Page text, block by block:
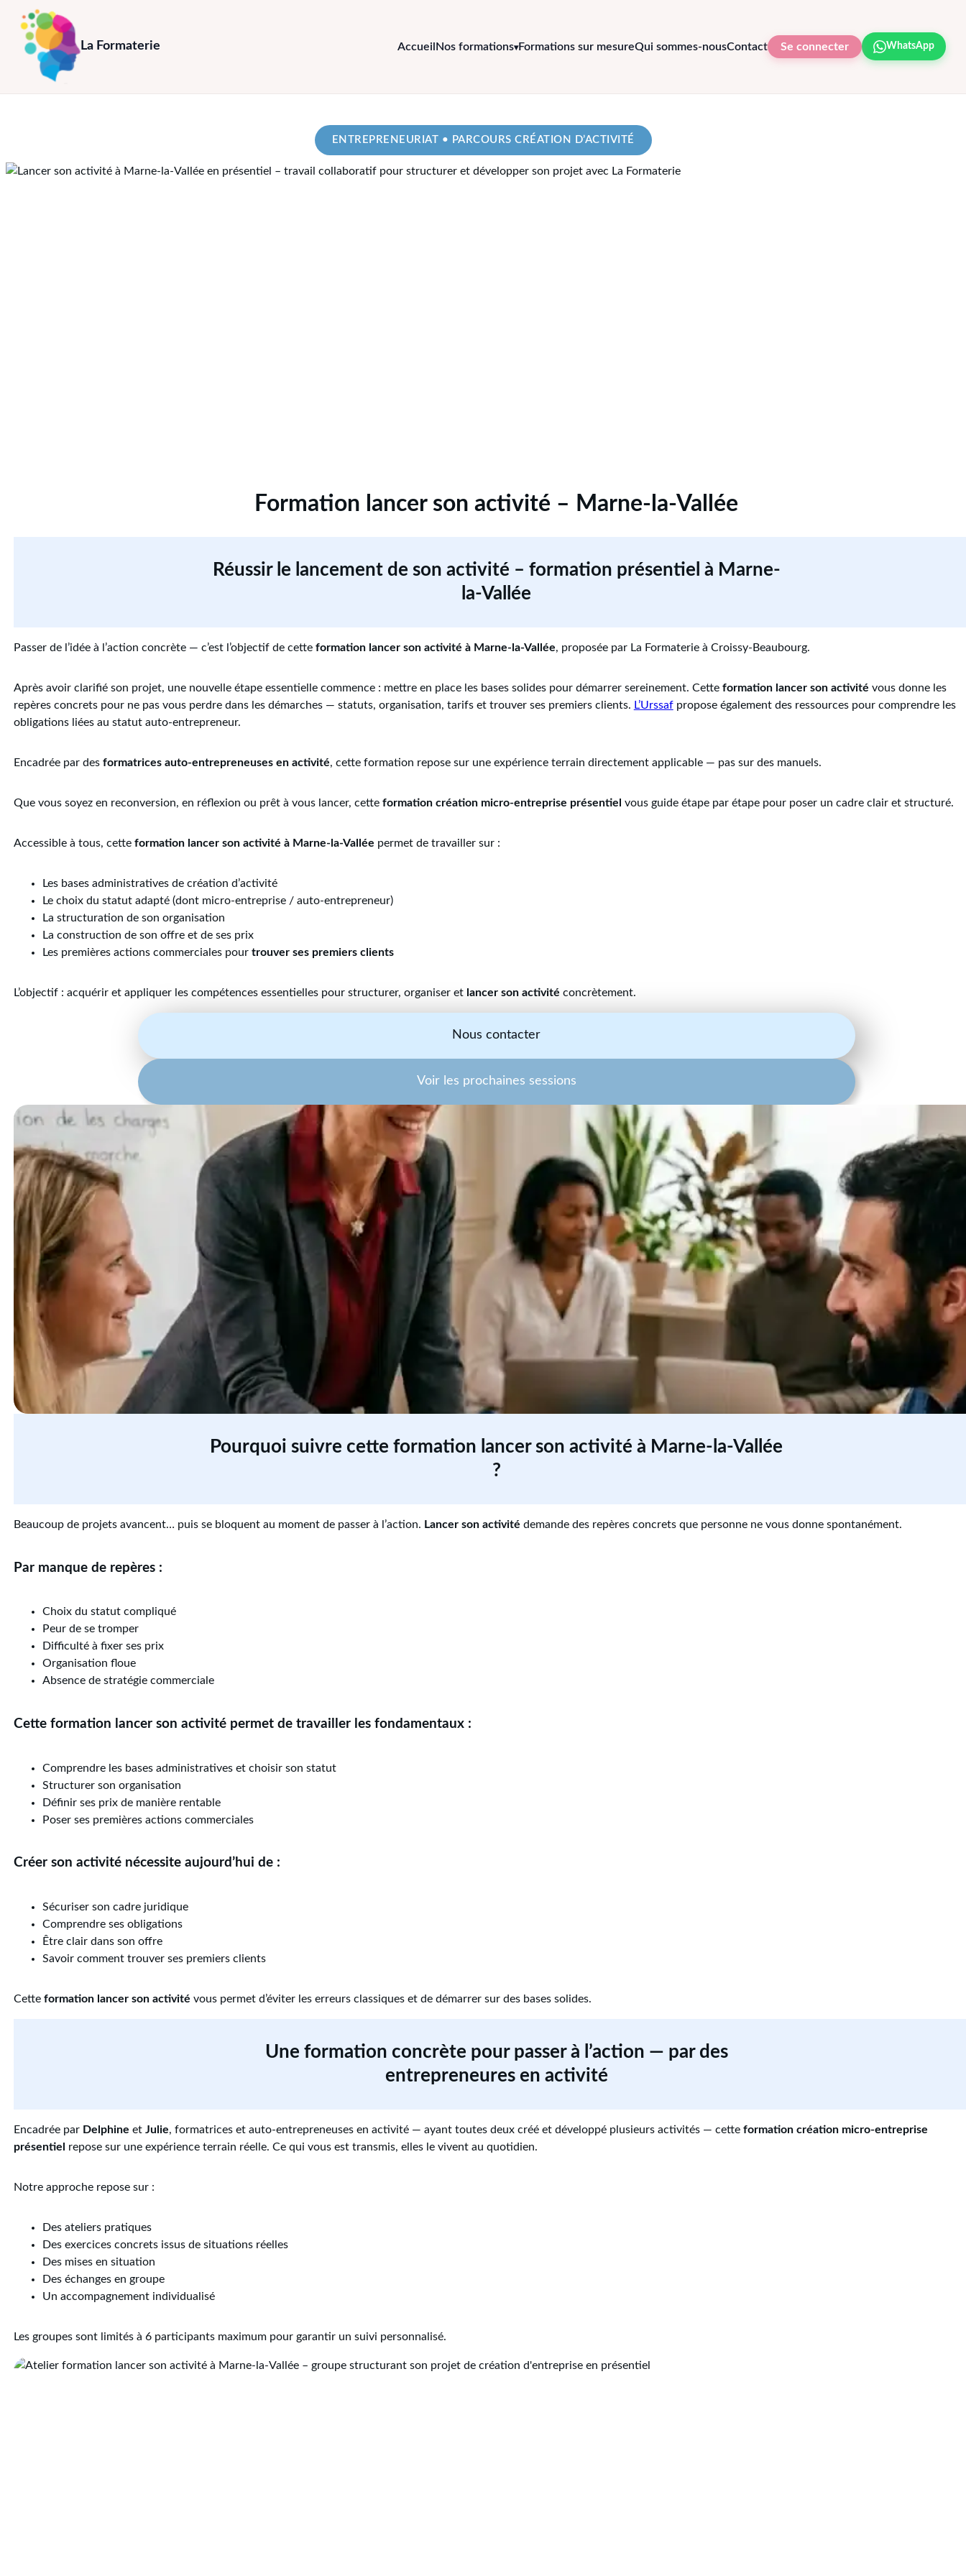
Aller
contenu
La Formaterie Accueil Nos formations Formations sur mesureQui sommes-nousContact Se connecter WhatsApp
ENTREPRENEURIAT • PARCOURS CRÉATION D’ACTIVITÉ
Formation lancer son activité – Marne-la-Vallée
Réussir le lancement de son activité – formation présentiel à Marne-
la-Vallée
Passer de l’idée à l’action concrète — c’est l’objectif de cette formation lancer son activité à Marne-la-Vallée, proposée par La Formaterie à Croissy-Beaubourg.
Après avoir clarifié son projet, une nouvelle étape essentielle commence : mettre en place les bases solides pour démarrer sereinement. Cette formation lancer son activité vous donne les
repères concrets pour ne pas vous perdre dans les démarches — statuts, organisation, tarifs et trouver ses premiers clients. L’Urssafpropose également des ressources pour comprendre les
obligations liées au statut auto-entrepreneur.
Encadrée par des formatrices auto-entrepreneuses en activité, cette formation repose sur une expérience terrain directement applicable — pas sur des manuels.
Que vous soyez en reconversion, en réflexion ou prêt à vous lancer, cette formation création micro-entreprise présentiel vous guide étape par étape pour poser un cadre clair et structuré.
Accessible à tous, cette formation lancer son activité à Marne-la-Vallée permet de travailler sur :
Les bases administratives de création d’activité
Le choix du statut adapté (dont micro-entreprise / auto-entrepreneur)
La structuration de son organisation
La construction de son offre et de ses prix
Les premières actions commerciales pour trouver ses premiers clients
L’objectif : acquérir et appliquer les compétences essentielles pour structurer, organiser et lancer son activité concrètement.
Nous contacter
Voir les prochaines sessions
Pourquoi suivre cette formation lancer son activité à Marne-la-Vallée
?
Beaucoup de projets avancent… puis se bloquent au moment de passer à l’action. Lancer son activité demande des repères concrets que personne ne vous donne spontanément.
Par manque de repères :
Choix du statut compliqué
Peur de se tromper
Difficulté à fixer ses prix
Organisation floue
Absence de stratégie commerciale
Cette formation lancer son activité permet de travailler les fondamentaux :
Comprendre les bases administratives et choisir son statut
Structurer son organisation
Définir ses prix de manière rentable
Poser ses premières actions commerciales
Créer son activité nécessite aujourd’hui de :
Sécuriser son cadre juridique
Comprendre ses obligations
Être clair dans son offre
Savoir comment trouver ses premiers clients
Cette formation lancer son activité vous permet d’éviter les erreurs classiques et de démarrer sur des bases solides.
Une formation concrète pour passer à l’action — par des
entrepreneures en activité
Encadrée par Delphine et Julie, formatrices et auto-entrepreneuses en activité — ayant toutes deux créé et développé plusieurs activités — cette formation création micro-entreprise
présentiel
repose sur une expérience terrain réelle. Ce qui vous est transmis, elles le vivent au quotidien.
Notre approche repose sur :
Des ateliers pratiques
Des exercices concrets issus de situations réelles
Des mises en situation
Des échanges en groupe
Un accompagnement individualisé
Les groupes sont limités à 6 participants maximum pour garantir un suivi personnalisé.